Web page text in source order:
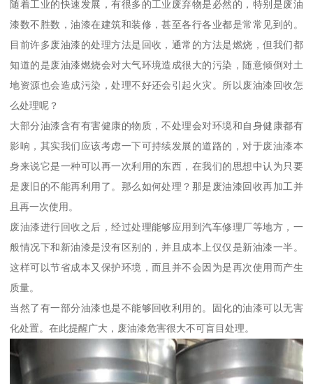
随着工业的快速发展，有很多的工业废弃物是必然的，特别是废油
漆数不胜数，油漆在建筑和装修，甚至各行各业都是常常见到的。
目前许多废油漆的处理方法是回收，通常的方法是燃烧，但我们都
知道的是废油漆燃烧会对大气环境造成很大的污染，随意倾倒对土
地资源也会造成污染，处理不好还会引起火灾。所以废油漆回收怎
么处理呢？
大部分油漆含有有害健康的物质，不处理会对环境和自身健康都有
影响，其实我们应该考虑一下可持续发展的道路的，对于废油漆本
身来说它是一种可以再一次利用的东西，在我们的思想中认为只要
是废旧的不能再利用了。那么如何处理？那是废油漆回收再加工并
且再一次使用。
废油漆进行回收之后，经过处理能够应用到汽车修理厂等地方，一
般情况下和新油漆是没有区别的，并且成本上仅仅是新油漆一半。
这样可以节省成本又保护环境，而且并不会因为是再次使用而产生
质量。
当然了有一部分油漆也是不能够回收利用的。固化的油漆可以无害
化处置。在此提醒广大，废油漆危害很大不可盲目处理。